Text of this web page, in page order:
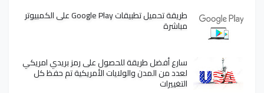
طريقة تحميل تطبيقات Google Play على الكمبيوتر
مباشرة
سارع أفضل طريقة للحصول على رمز بريدي امريكي
لعدد من المدن والولايات الأمريكية تم حفظ كل
التغييرات